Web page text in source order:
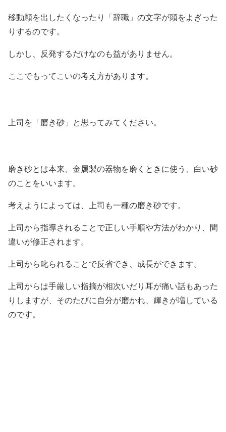
移動願を出したくなったり「辞職」の文字が頭をよぎった
りするのです。
しかし、反発するだけなのも益がありません。
ここでもってこいの考え方があります。
上司を「磨き砂」と思ってみてください。
磨き砂とは本来、金属製の器物を磨くときに使う、白い砂
のことをいいます。
考えようによっては、上司も一種の磨き砂です。
上司から指導されることで正しい手順や方法がわかり、間
違いが修正されます。
上司から叱られることで反省でき、成長ができます。
上司からは手厳しい指摘が相次いだり耳が痛い話もあった
りしますが、そのたびに自分が磨かれ、輝きが増している
のです。